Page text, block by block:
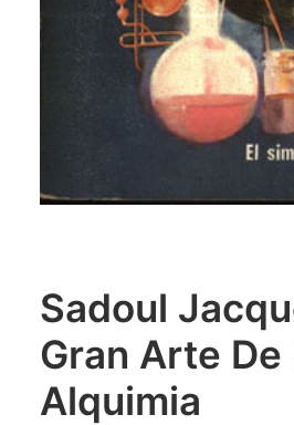
Sadoul
Gran Arte De
Alquimia